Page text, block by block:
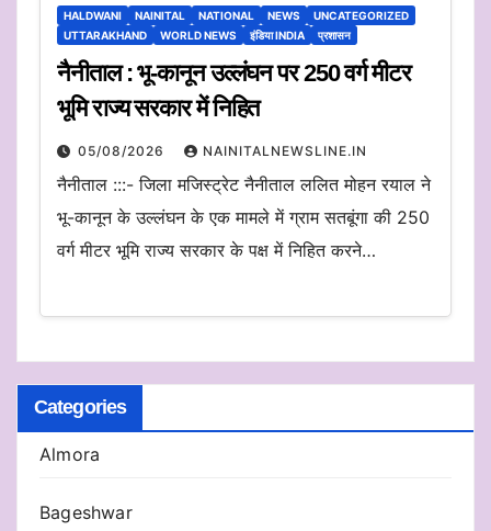
HALDWANI NAINITAL NATIONAL NEWS
UNCATEGORIZED
UTTARAKHAND
WORLD NEWS इंडिया INDIA प्रशासन
नैनीताल : भू-कानून उल्लंघन पर 250 वर्ग मीटर
भूमि राज्य सरकार में निहित
05/08/2026 NAINITALNEWSLINE.IN
नैनीताल :::- जिला मजिस्ट्रेट नैनीताल ललित मोहन रयाल ने
भू-कानून के उल्लंघन के एक मामले में ग्राम सतबूंगा की 250
वर्ग मीटर भूमि राज्य सरकार के पक्ष में निहित करने…
Categories
Almora
Bageshwar